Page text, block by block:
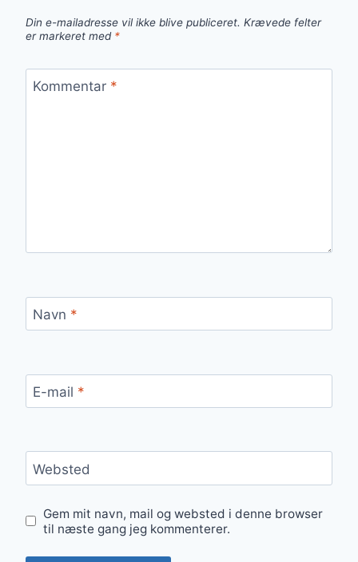
Din e-mailadresse vil ikke blive publiceret. Krævede felter
er markeret med *
Kommentar *
Navn *
E-mail *
Websted
Gem mit navn, mail og websted i denne browser
til næste gang jeg kommenterer.